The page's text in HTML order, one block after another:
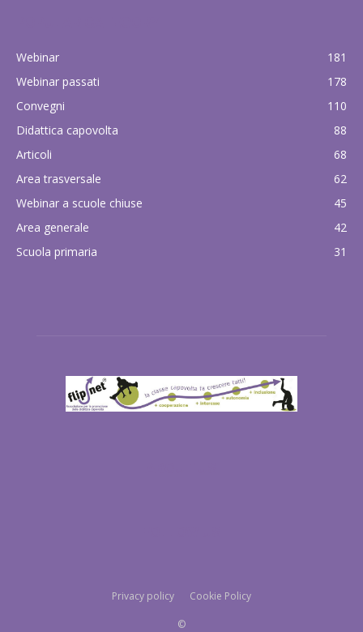
Webinar
181
Webinar passati
178
Convegni
110
Didattica capovolta
88
Articoli
68
Area trasversale
62
Webinar a scuole chiuse
45
Area generale
42
Scuola primaria
31
Privacy policy Cookie Policy
©